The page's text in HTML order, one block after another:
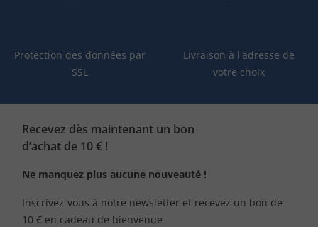
Protection des données par
SSL
Livraison à l'adresse de
votre choix
Recevez dès maintenant un bon
d’achat de 10 € !
Ne manquez plus aucune nouveauté !
Inscrivez-vous à notre newsletter et recevez un bon de
10 € en cadeau de bienvenue